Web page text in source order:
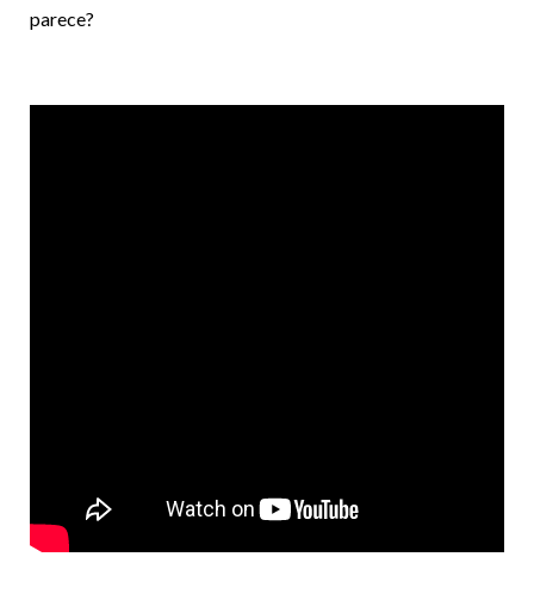
parece?